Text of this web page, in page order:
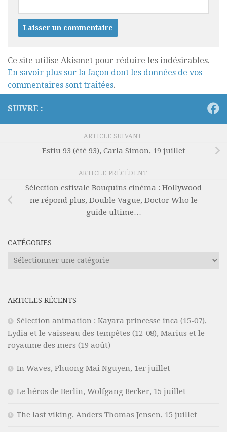
Ce site utilise Akismet pour réduire les indésirables.
En savoir plus sur la façon dont les données de vos
commentaires sont traitées.
SUIVRE :
ARTICLE SUIVANT
Estiu 93 (été 93), Carla Simon, 19 juillet
ARTICLE PRÉCÉDENT
Sélection estivale Bouquins cinéma : Hollywood
ne répond plus, Double Vague, Doctor Who le
guide ultime…
CATÉGORIES
Catégories
ARTICLES RÉCENTS
Sélection animation : Kayara princesse inca (15-07),
Lydia et le vaisseau des tempêtes (12-08), Marius et le
royaume des mers (19 août)
In Waves, Phuong Mai Nguyen, 1er juillet
Le héros de Berlin, Wolfgang Becker, 15 juillet
The last viking, Anders Thomas Jensen, 15 juillet